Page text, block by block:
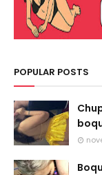
POPULAR POSTS